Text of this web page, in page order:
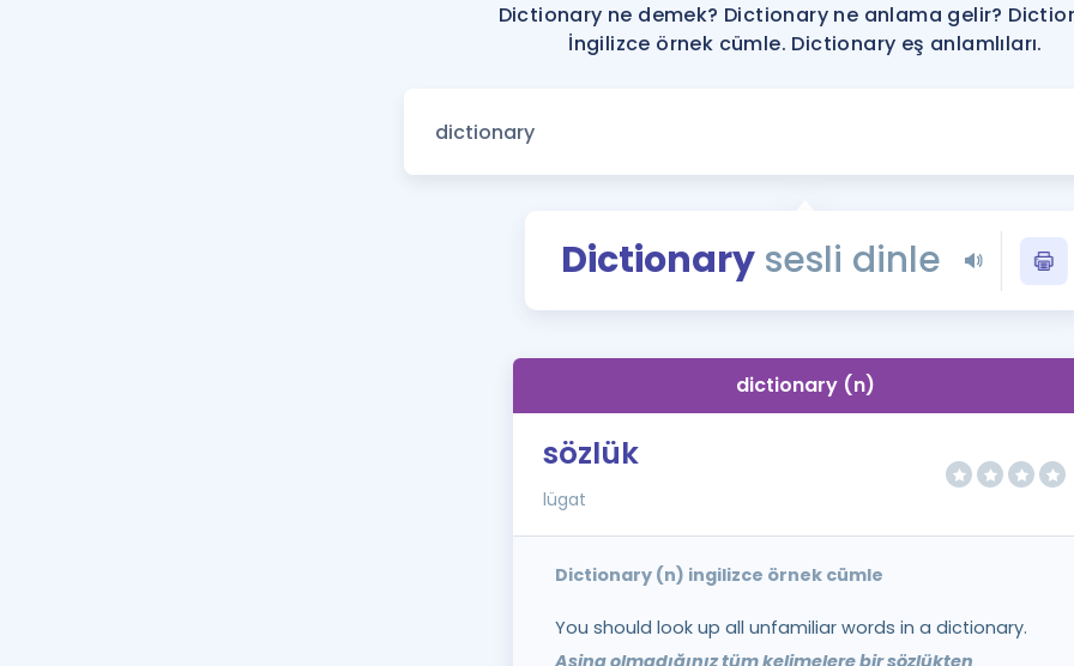
YDS ve YÖKDİL'e
Tüm ÖSYM
YDS - YÖKDİL
İngilizce
Dictionary ne demek? Dictionary ne anlama gelir?
İngilizce örnek cümle. Dictionary eş anlamlıları.
Dictionarysesli dinle
dictionary (n)
sözlük
lügat
Dictionary (n) ingilizce örnek cümle
You should look up all unfamiliar words in a dictionary.
Aşina olmadığınız tüm kelimelere bir sözlükten